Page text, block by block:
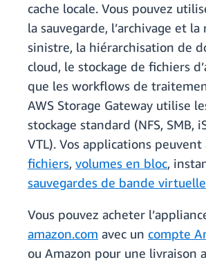
cache locale. Vous pouvez
la sauvegarde, l’archivage et
sinistre, la hiérarchisation de
cloud, le stockage de fichiers
que les workflows de
AWS Storage Gateway utilise
stockage standard (NFS, SMB,
VTL). Vos applications
fichiers, volumes en bloc,
sauvegardes de bande virtuelle
Vous pouvez acheter
amazon.com avec un compte
ou Amazon pour une livraison